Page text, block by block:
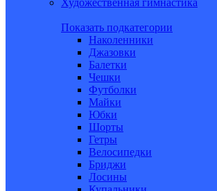
Показать подкатегории
Наколенники
Джазовки
Балетки
Чешки
Футболки
Майки
Юбки
Шорты
Гетры
Велосипедки
Бриджи
Лосины